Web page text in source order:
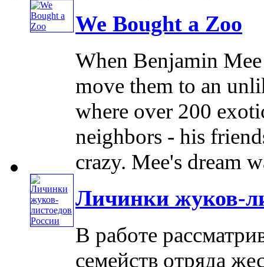
We Bought a Zoo
When Benjamin
move them to an
where over 200
neighbors - his
crazy. Mee's dream
Личинки жуков-
В работе
семейств отряда